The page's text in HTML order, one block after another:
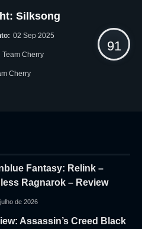
Silksong
02 Sep 2025
Team Cherry
Cherry
91
Fantasy: Relink –
Ragnarok – Review
de 2026
Assassin’s Creed Black